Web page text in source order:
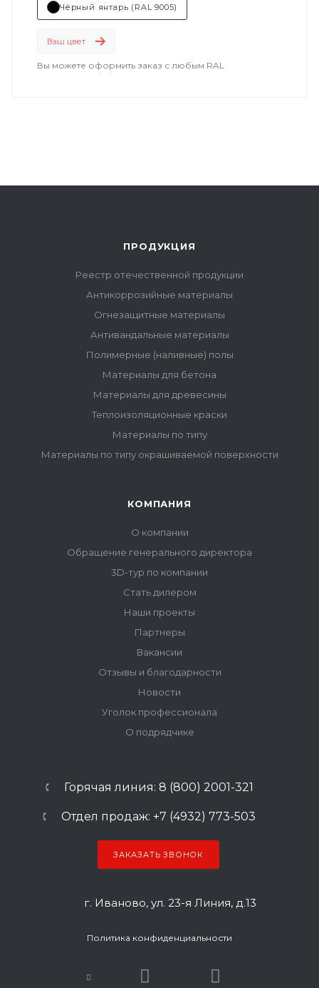
Чёрный янтарь (RAL 9005)
Ваш цвет
Вы можете оформить заказ с любым RAL
ПРОДУКЦИЯ
Реестр отечественной продукции
Антикоррозийные материалы
Огнезащитные материалы
Антивандальные материалы
Полимерные (наливные) полы
Материалы для бетона
Материалы для древесины
Теплоизоляционные краски
Материалы по типу
Материалы по типу окрашиваемой поверхности
КОМПАНИЯ
О компании
Обращение генерального директора
3D-тур по компании
Стать дилером
Наши проекты
Партнеры
Вакансии
Отзывы и благодарности
Новости
Уголок профессионала
О подрядчике
Горячая линия: 8 (800) 2001-321
Отдел продаж: +7 (4932) 773-503
ЗАКАЗАТЬ ЗВОНОК
г. Иваново, ул. 23-я Линия, д.13
Политика конфиденциальности